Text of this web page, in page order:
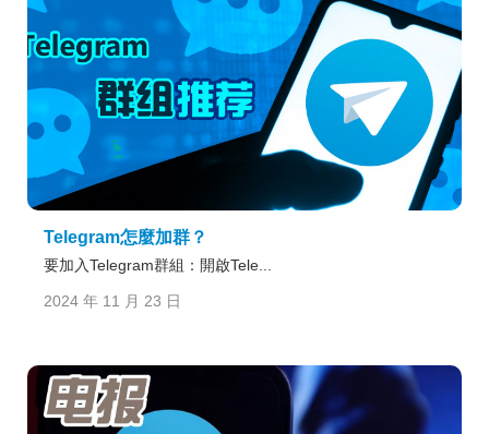
Telegram怎麼加群？
要加入Telegram群組：開啟Tele...
2024 年 11 月 23 日